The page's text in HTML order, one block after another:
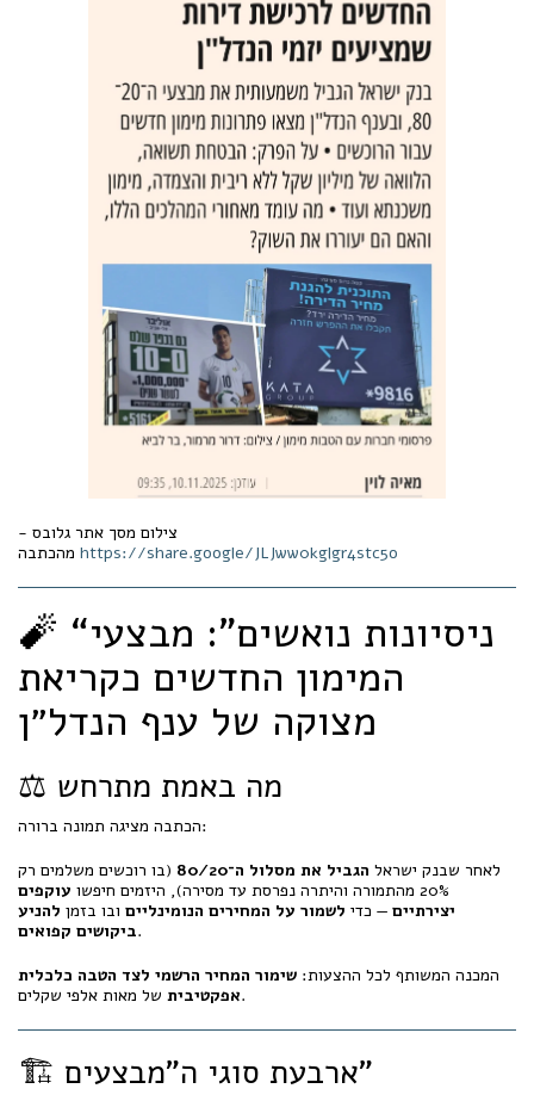
צילום מסך אתר גלובס -
https://share.google/JLJww0kglgr4stc5o
🧨 “ניסיונות נואשים”: מבצעי
המימון החדשים כקריאת
מצוקה של ענף הנדל״ן
⚖️ מה באמת מתרחש
הכתבה מציגה תמונה ברורה:
לאחר שבנק ישראל הגביל את מסלול ה־80/20
(בו רוכשים משלמים רק
20% מהתמורה והיתרה נפרסת עד מסירה), היזמים חיפשו
עוקפים
יצירתיים — כדי לשמור על המחירים הנומינליים ובו בזמן להניע
ביקושים קפואים.
המכנה המשותף לכל ההצעות: שימור המחיר הרשמי לצד הטבה כלכלית
אפקטיביתשל מאות אלפי שקלים.
🏗️ ארבעת סוגי ה"מבצעים"